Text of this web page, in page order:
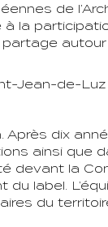
de
la
Jean-de-Luz
dix
ainsi que
devant la
label.
du